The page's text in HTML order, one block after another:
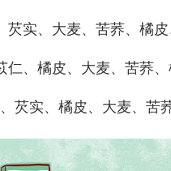
实、大麦、苦荞、橘
、橘皮、大麦、苦荞
芡实、橘皮、大麦、苦